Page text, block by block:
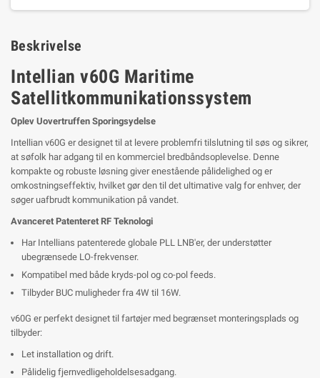
Beskrivelse
Intellian v60G Maritime
Satellitkommunikationssystem
Oplev Uovertruffen Sporingsydelse
Intellian v60G er designet til at levere problemfri tilslutning til søs og sikrer,
at søfolk har adgang til en kommerciel bredbåndsoplevelse. Denne
kompakte og robuste løsning giver enestående pålidelighed og er
omkostningseffektiv, hvilket gør den til det ultimative valg for enhver, der
søger uafbrudt kommunikation på vandet.
Avanceret Patenteret RF Teknologi
Har Intellians patenterede globale PLL LNB'er, der understøtter
ubegrænsede LO-frekvenser.
Kompatibel med både kryds-pol og co-pol feeds.
Tilbyder BUC muligheder fra 4W til 16W.
v60G er perfekt designet til fartøjer med begrænset monteringsplads og
tilbyder:
Let installation og drift.
Pålidelig fjernvedligeholdelsesadgang.